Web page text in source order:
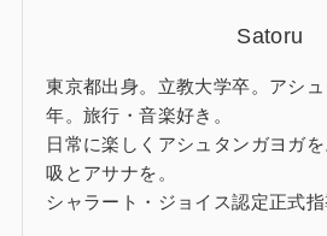
Satoru
東京都出身。立教大学卒。アシ
年。旅行・音楽好き。
日常に楽しくアシュタンガヨガ
吸とアサナを。
シャラート・ジョイス認定正式指